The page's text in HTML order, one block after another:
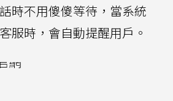
時不用傻傻等待，當系統
服時，會自動提醒用戶。